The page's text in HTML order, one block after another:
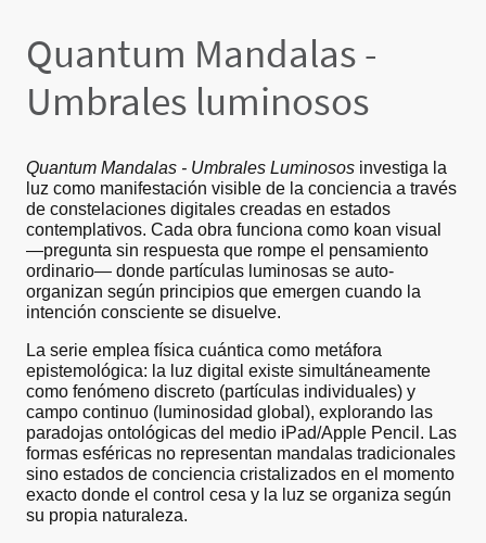
Quantum Mandalas -
Umbrales luminosos
Quantum Mandalas - Umbrales Luminosos investiga la
luz como manifestación visible de la conciencia a través
de constelaciones digitales creadas en estados
contemplativos. Cada obra funciona como koan visual
—pregunta sin respuesta que rompe el pensamiento
ordinario— donde partículas luminosas se auto-
organizan según principios que emergen cuando la
intención consciente se disuelve.
La serie emplea física cuántica como metáfora
epistemológica: la luz digital existe simultáneamente
como fenómeno discreto (partículas individuales) y
campo continuo (luminosidad global), explorando las
paradojas ontológicas del medio iPad/Apple Pencil. Las
formas esféricas no representan mandalas tradicionales
sino estados de conciencia cristalizados en el momento
exacto donde el control cesa y la luz se organiza según
su propia naturaleza.